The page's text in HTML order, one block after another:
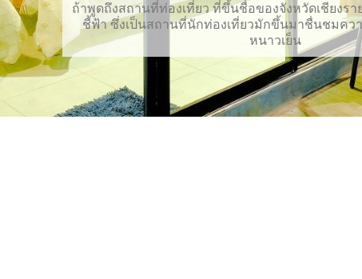
ถ้าพูดถึงสถานที่ท่องเที่ยว ที่ขึ้นชื่อของจังหวัดเชียงร
ชี้ฟ้า ซึ่งเป็นสถานที่นักท่องเที่ยวมักขึ้นมาชื่นชมคว
หนาวเย็น